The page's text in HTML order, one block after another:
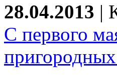
28.04.2013 |
С первого